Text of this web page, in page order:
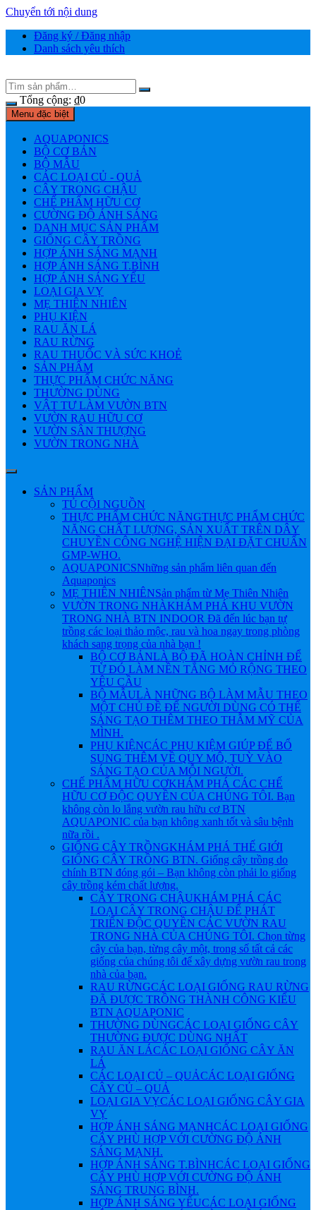
Chuyển tới nội dung
Đăng ký / Đăng nhập
Danh sách yêu thích
Tổng cộng: ₫0
Menu đặc biệt
AQUAPONICS
BỘ CƠ BẢN
BỘ MẪU
CÁC LOẠI CỦ - QUẢ
CÂY TRONG CHẬU
CHẾ PHẨM HỮU CƠ
CƯỜNG ĐỘ ÁNH SÁNG
DANH MỤC SẢN PHẨM
GIỐNG CÂY TRỒNG
HỢP ÁNH SÁNG MẠNH
HỢP ÁNH SÁNG T.BÌNH
HỢP ÁNH SÁNG YẾU
LOẠI GIA VỴ
MẸ THIÊN NHIÊN
PHỤ KIỆN
RAU ĂN LÁ
RAU RỪNG
RAU THUỐC VÀ SỨC KHOẺ
SẢN PHẨM
THỰC PHẨM CHỨC NĂNG
THƯỜNG DÙNG
VẬT TƯ LÀM VƯỜN BTN
VƯỜN RAU HỮU CƠ
VƯỜN SÂN THƯỢNG
VƯỜN TRONG NHÀ
SẢN PHẨM
TỦ CỘI NGUỒN
THỰC PHẨM CHỨC NĂNGTHỰC PHẨM CHỨC
NĂNG CHẤT LƯỢNG, SẢN XUẤT TRÊN DÂY
CHUYỀN CÔNG NGHỆ HIỆN ĐẠI ĐẶT CHUẨN
GMP-WHO.
AQUAPONICSNhững sản phẩm liên quan đến
Aquaponics
MẸ THIÊN NHIÊNSản phẩm từ Mẹ Thiên Nhiên
VƯỜN TRONG NHÀKHÁM PHÁ KHU VƯỜN
TRONG NHÀ BTN INDOOR Đã đến lúc bạn tự
trồng các loại thảo mộc, rau và hoa ngay trong phòng
khách sang trọng của nhà bạn !
BỘ CƠ BẢNLÀ BỘ ĐÃ HOÀN CHỈNH ĐỂ
TỪ ĐÓ LÀM NỀN TẲNG MỎ RỘNG THEO
YÊU CẦU
BỘ MẪULÀ NHỮNG BỘ LÀM MẪU THEO
MỘT CHỦ ĐỀ ĐỂ NGƯỜI DÙNG CÓ THỂ
SÁNG TẠO THÊM THEO THẪM MỸ CỦA
MÌNH.
PHỤ KIỆNCÁC PHỤ KIỆM GIÚP ĐỂ BỔ
SUNG THÊM VỀ QUY MÔ, TUỲ VÀO
SÁNG TẠO CỦA MỖI NGƯỜI.
CHẾ PHẨM HỮU CƠKHÁM PHÁ CÁC CHẾ
HỮU CƠ ĐỘC QUYỀN CỦA CHÚNG TÔI. Bạn
không còn lo lắng vườn rau hữu cơ BTN
AQUAPONIC của bạn không xanh tốt và sâu bệnh
nữa rồi .
GIỐNG CÂY TRỒNGKHÁM PHÁ THẾ GIỚI
GIỐNG CÂY TRỒNG BTN. Giống cây trồng do
chính BTN đóng gói – Bạn không còn phải lo giống
cây trồng kém chất lượng.
CÂY TRONG CHẬUKHÁM PHÁ CÁC
LOẠI CÂY TRONG CHẬU ĐỂ PHÁT
TRIỂN ĐỘC QUYỀN CÁC VƯỜN RAU
TRONG NHÀ CỦA CHÚNG TÔI. Chọn từng
cây của bạn, từng cây một, trong số tất cả các
giống của chúng tôi để xây dựng vườn rau trong
nhà của bạn.
RAU RỪNGCÁC LOẠI GIỐNG RAU RỪNG
ĐÃ ĐƯỢC TRỒNG THÀNH CÔNG KIỂU
BTN AQUAPONIC
THƯỜNG DÙNGCÁC LOẠI GIỐNG CÂY
THƯỜNG ĐƯỢC DÙNG NHẤT
RAU ĂN LÁCÁC LOẠI GIỐNG CÂY ĂN
LÁ
CÁC LOẠI CỦ – QUẢCÁC LOẠI GIỐNG
CÂY CỦ – QUẢ
LOẠI GIA VỴCÁC LOẠI GIỐNG CÂY GIA
VỴ
HỢP ÁNH SÁNG MẠNHCÁC LOẠI GIỐNG
CÂY PHÙ HỢP VỚI CƯỜNG ĐỘ ÁNH
SÁNG MẠNH.
HỢP ÁNH SÁNG T.BÌNHCÁC LOẠI GIỐNG
CÂY PHÙ HỢP VỚI CƯỜNG ĐỘ ÁNH
SÁNG TRUNG BÌNH.
HỢP ÁNH SÁNG YẾUCÁC LOẠI GIỐNG